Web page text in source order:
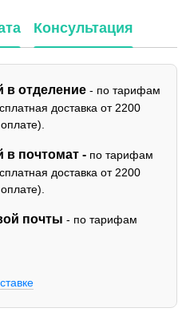
Консультация
в отделение - по тарифам
доставка от 2200
в почтомат - по тарифам
доставка от 2200
почты - по тарифам